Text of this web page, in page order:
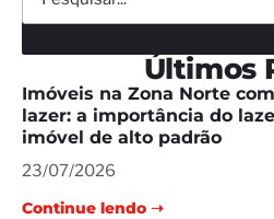
Últimos
Imóveis na Zona Norte
lazer: a importância do
imóvel de alto padrão
23/07/2026
Continue lendo ➝